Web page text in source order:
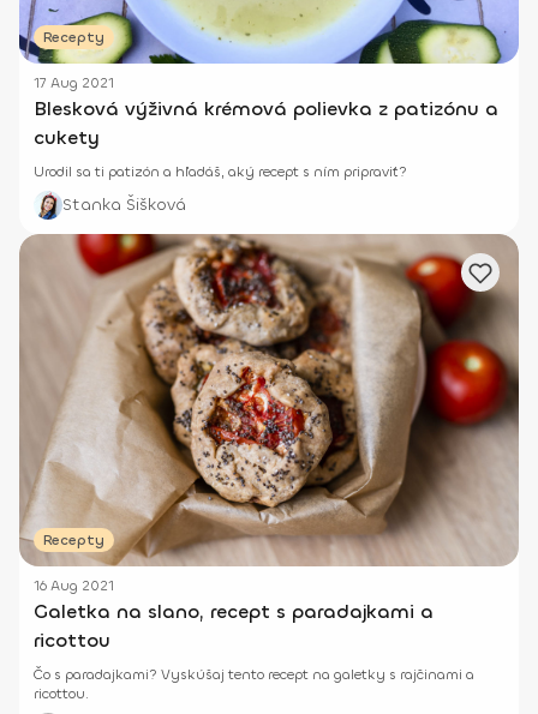
Recepty
17 Aug 2021
Blesková výživná krémová polievka z patizónu a
cukety
Urodil sa ti patizón a hľadáš, aký recept s ním pripraviť?
Stanka Šišková
Recepty
16 Aug 2021
Galetka na slano, recept s paradajkami a
ricottou
Čo s paradajkami? Vyskúšaj tento recept na galetky s rajčinami a
ricottou.